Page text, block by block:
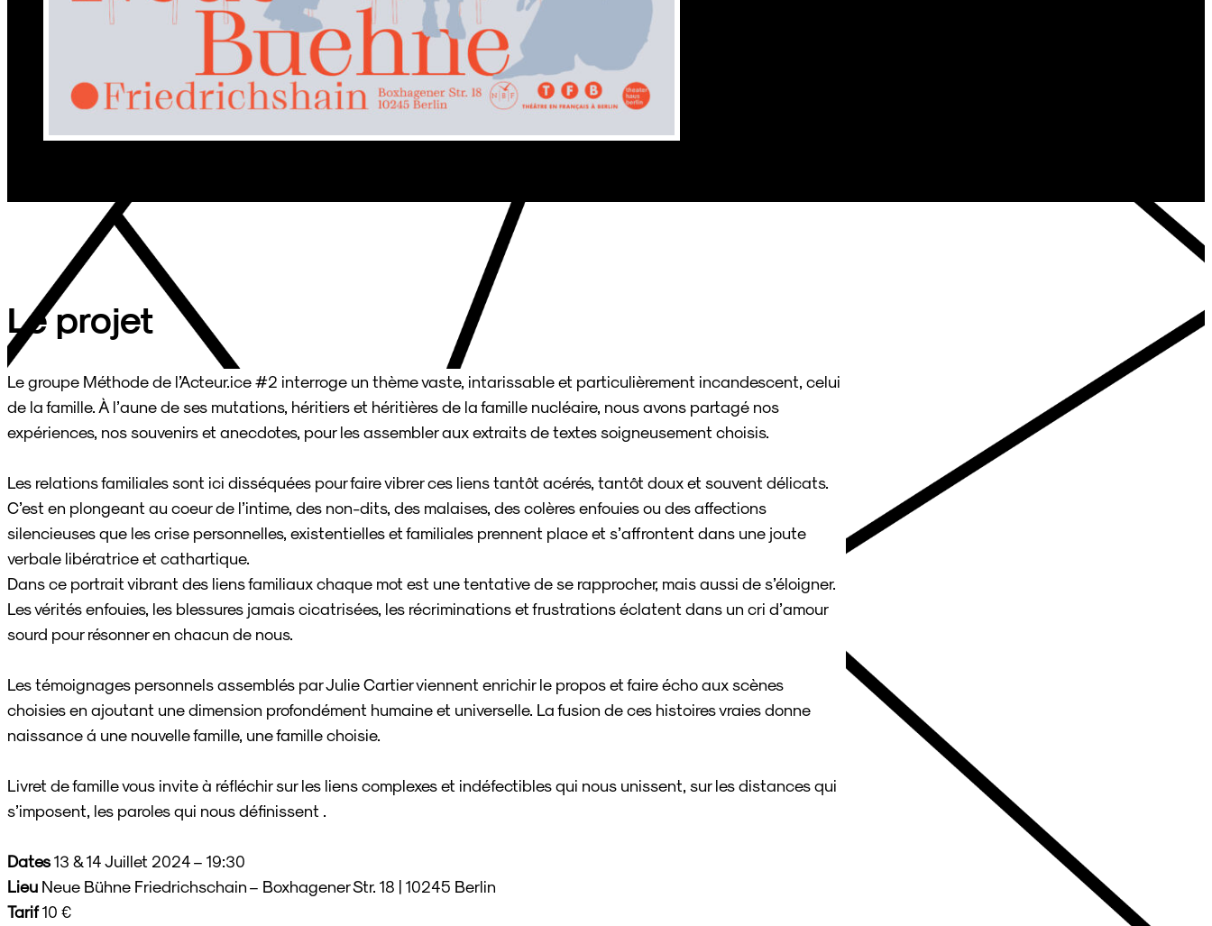
Le projet
Le groupe Méthode de l’Acteur.ice #2 interroge un thème vaste, intarissable et particulièrement incandescent, celui
de la famille. À l’aune de ses mutations, héritiers et héritières de la famille nucléaire, nous avons partagé nos
expériences, nos souvenirs et anecdotes, pour les assembler aux extraits de textes soigneusement choisis.
Les relations familiales sont ici disséquées pour faire vibrer ces liens tantôt acérés, tantôt doux et souvent délicats.
C’est en plongeant au coeur de l’intime, des non-dits, des malaises, des colères enfouies ou des affections
silencieuses que les crise personnelles, existentielles et familiales prennent place et s’affrontent dans une joute
verbale libératrice et cathartique.
Dans ce portrait vibrant des liens familiaux chaque mot est une tentative de se rapprocher, mais aussi de s’éloigner.
Les vérités enfouies, les blessures jamais cicatrisées, les récriminations et frustrations éclatent dans un cri d’amour
sourd pour résonner en chacun de nous.
Les témoignages personnels assemblés par Julie Cartier viennent enrichir le propos et faire écho aux scènes
choisies en ajoutant une dimension profondément humaine et universelle. La fusion de ces histoires vraies donne
naissance á une nouvelle famille, une famille choisie.
Livret de famille vous invite à réfléchir sur les liens complexes et indéfectibles qui nous unissent, sur les distances qui
s’imposent, les paroles qui nous définissent .
Dates13 & 14 Juillet 2024 – 19:30
Lieu Neue Bühne Friedrichschain – Boxhagener Str. 18 | 10245 Berlin
Tarif10 €